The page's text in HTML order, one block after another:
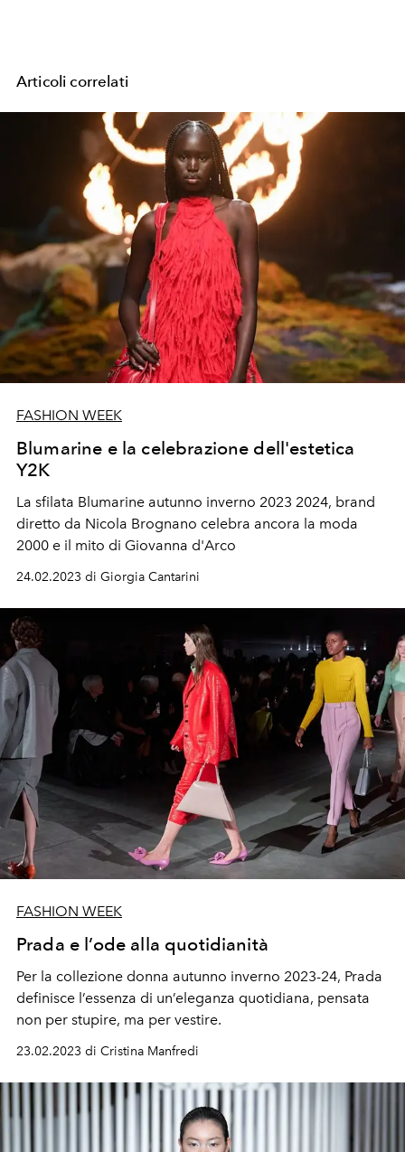
Articoli correlati
FASHION WEEK
Blumarine e la celebrazione dell'estetica
Y2K
La sfilata Blumarine autunno inverno 2023 2024, brand
diretto da Nicola Brognano celebra ancora la moda
2000 e il mito di Giovanna d'Arco
24.02.2023 di Giorgia Cantarini
FASHION WEEK
Prada e l’ode alla quotidianità
Per la collezione donna autunno inverno 2023-24, Prada
definisce l’essenza di un’eleganza quotidiana, pensata
non per stupire, ma per vestire.
23.02.2023 di Cristina Manfredi